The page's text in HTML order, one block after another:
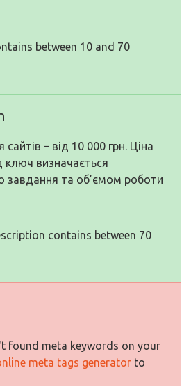
between 10 and 70
сайтів – від 10 000 грн. Ціна
ключ визначається
завдання та об’ємом роботи
contains between 70
found meta keywords on your
meta tags generator to